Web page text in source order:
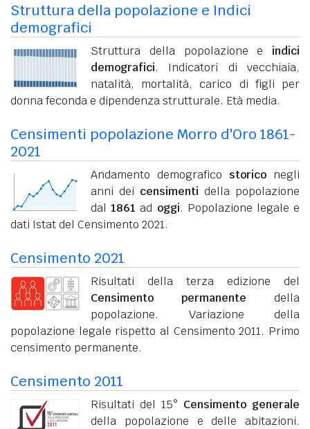
Struttura della popolazione e Indici
demografici
Struttura della popolazione e indici
demografici. Indicatori di vecchiaia,
natalità, mortalità, carico di figli per
donna feconda e dipendenza strutturale. Età media.
Censimenti popolazione Morro d'Oro 1861-
2021
Andamento demografico storico negli
anni dei censimenti della popolazione
dal1861 ad oggi. Popolazione legale e
dati Istat del Censimento 2021.
Censimento 2021
Risultati della terza edizione del
Censimento permanente della
popolazione. Variazione della
popolazione legale rispetto al Censimento 2011. Primo
censimento permanente.
Censimento 2011
Risultati del 15° Censimento generale
della popolazione e delle abitazioni.